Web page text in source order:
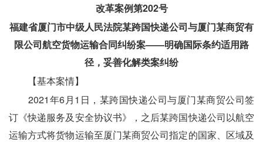
改革案例第202号
福建省厦门市中级人民法院某跨国快递公司与厦门某商贸有
限公司航空货物运输合同纠纷案——明确国际条约适用路
径，妥善化解类案纠纷
【基本案情】
2021年6月1日，某跨国快递公司与厦门某商贸公司签
订《快递服务及安全协议书》，之后某跨国快递公司以航空
运输方式将货物运输至厦门某商贸公司指定的国家、区域及